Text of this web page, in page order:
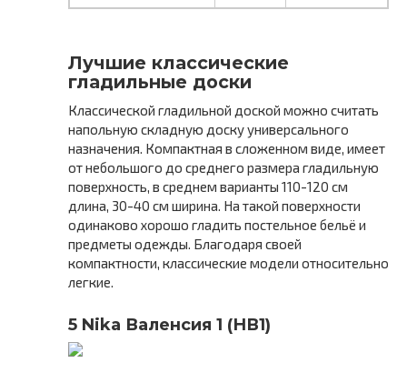
Лучшие классические
гладильные доски
Классической гладильной доской можно считать
напольную складную доску универсального
назначения. Компактная в сложенном виде, имеет
от небольшого до среднего размера гладильную
поверхность, в среднем варианты 110-120 см
длина, 30-40 см ширина. На такой поверхности
одинаково хорошо гладить постельное бельё и
предметы одежды. Благодаря своей
компактности, классические модели относительно
легкие.
5 Nika Валенсия 1 (НВ1)